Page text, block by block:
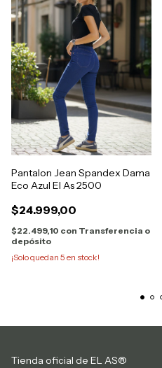
Pantalon Jean Spandex Dama
Eco Azul El As 2500
$24.999,00
$22.499,10 con Transferencia o
depósito
¡Solo quedan 5 en stock!
Tienda oficial de EL AS®